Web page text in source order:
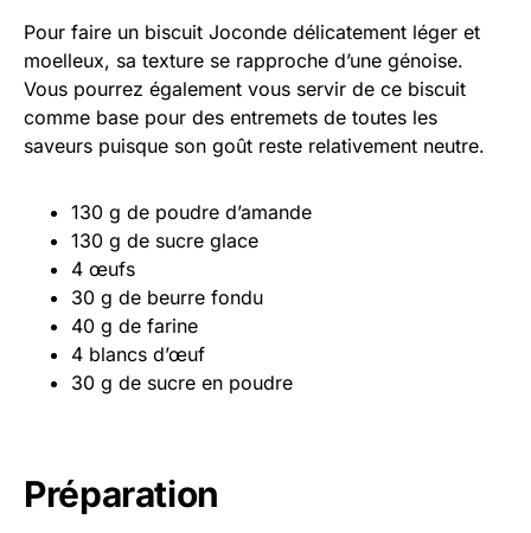
Pour faire un biscuit Joconde délicatement léger et
moelleux, sa texture se rapproche d’une génoise.
Vous pourrez également vous servir de ce biscuit
comme base pour des entremets de toutes les
saveurs puisque son goût reste relativement neutre.
130 g de poudre d’amande
130 g de sucre glace
4 œufs
30 g de beurre fondu
40 g de farine
4 blancs d’œuf
30 g de sucre en poudre
Préparation